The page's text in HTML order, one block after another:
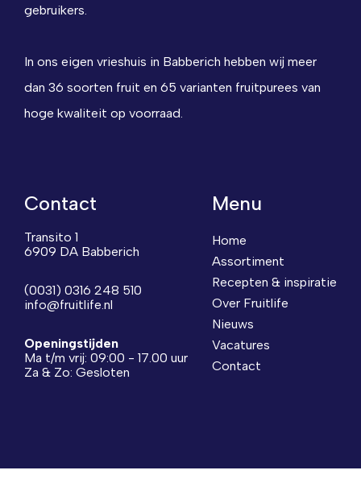
gebruikers.
In ons eigen vrieshuis in Babberich hebben wij meer
dan 36 soorten fruit en 65 varianten fruitpurees van
hoge kwaliteit op voorraad.
Contact
Transito 1
6909 DA Babberich
(0031) 0316 248 510
info@fruitlife.nl
Openingstijden
Ma t/m vrij: 09:00 - 17.00 uur
Za & Zo: Gesloten
Menu
Home
Assortiment
Recepten & inspiratie
Over Fruitlife
Nieuws
Vacatures
Contact